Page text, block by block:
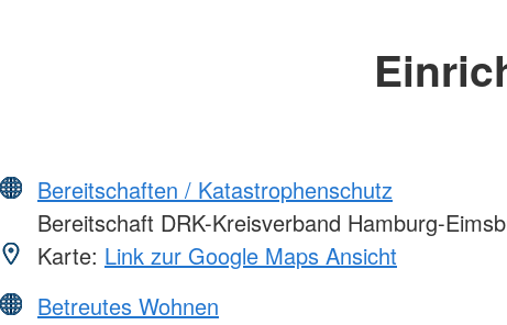
Bereitschaften / Katastrophenschutz
Bereitschaft DRK-Kreisverband Hamburg-
Karte: Link zur Google Maps Ansicht
Betreutes Wohnen